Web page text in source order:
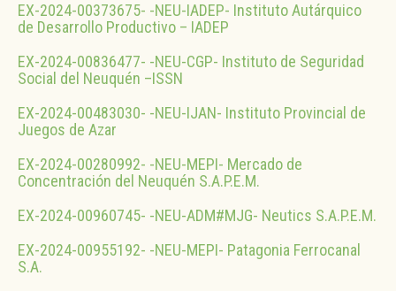
EX-2024-00373675- -NEU-IADEP- Instituto Autárquico
de Desarrollo Productivo – IADEP
EX-2024-00836477- -NEU-CGP- Instituto de Seguridad
Social del Neuquén –ISSN
EX-2024-00483030- -NEU-IJAN- Instituto Provincial de
Juegos de Azar
EX-2024-00280992- -NEU-MEPI- Mercado de
Concentración del Neuquén S.A.P.E.M.
EX-2024-00960745- -NEU-ADM#MJG- Neutics S.A.P.E.M.
EX-2024-00955192- -NEU-MEPI- Patagonia Ferrocanal
S.A.